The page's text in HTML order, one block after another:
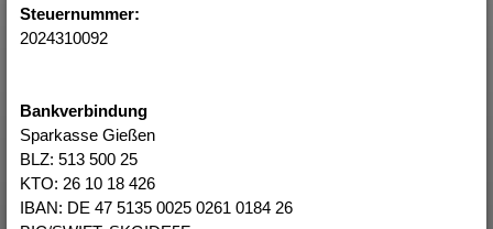
Steuernummer:
2024310092
Bankverbindung
Sparkasse Gießen
BLZ: 513 500 25
KTO: 26 10 18 426
IBAN: DE 47 5135 0025 0261 0184 26